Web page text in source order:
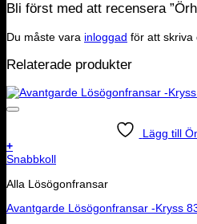
Bli först med att recensera
Du måste vara inloggad för att skriva
Relaterade produkter
Lägg till
+
Snabbkoll
Alla Lösögonfransar
Avantgarde Lösögonfransar -Kryss